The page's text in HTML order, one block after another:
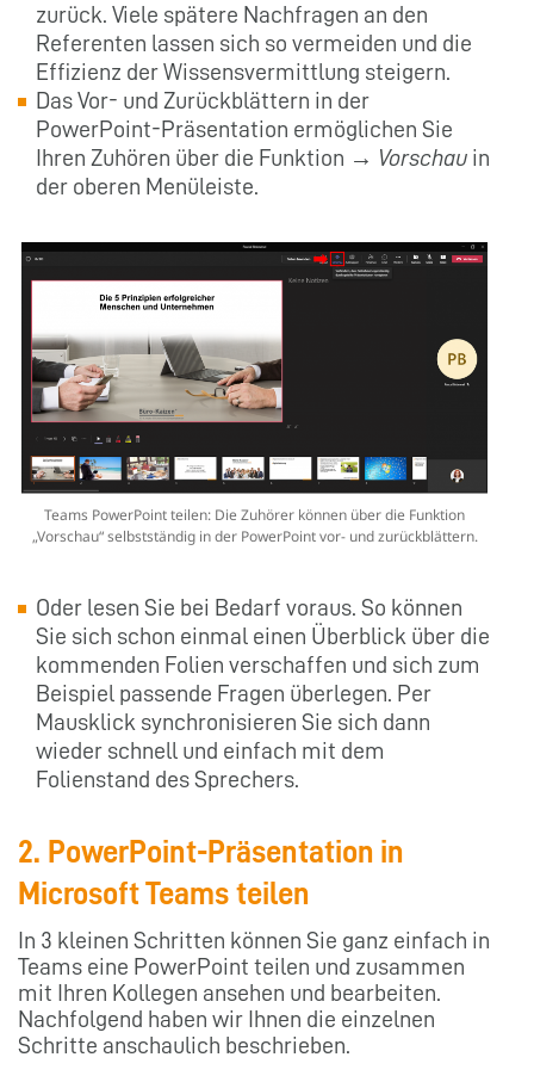
zurück. Viele spätere Nachfragen an den
Referenten lassen sich so vermeiden und die
Effizienz der Wissensvermittlung steigern.
Das Vor- und Zurückblättern in der
PowerPoint-Präsentation ermöglichen Sie
Ihren Zuhören über die Funktion → Vorschau in
der oberen Menüleiste.
Teams PowerPoint teilen: Die Zuhörer können über die Funktion
„Vorschau“ selbstständig in der PowerPoint vor- und zurückblättern.
Oder lesen Sie bei Bedarf voraus. So können
Sie sich schon einmal einen Überblick über die
kommenden Folien verschaffen und sich zum
Beispiel passende Fragen überlegen. Per
Mausklick synchronisieren Sie sich dann
wieder schnell und einfach mit dem
Folienstand des Sprechers.
2. PowerPoint-Präsentation in
Microsoft Teams teilen
In 3 kleinen Schritten können Sie ganz einfach in
Teams eine PowerPoint teilen und zusammen
mit Ihren Kollegen ansehen und bearbeiten.
Nachfolgend haben wir Ihnen die einzelnen
Schritte anschaulich beschrieben.